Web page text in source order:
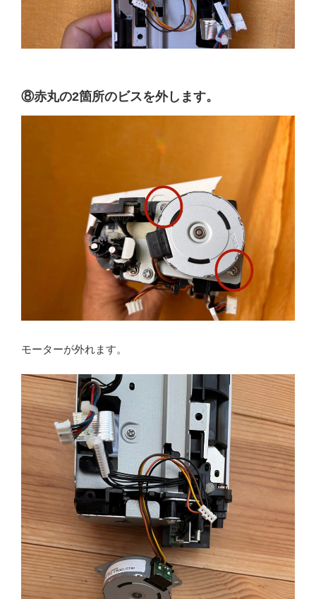
⑧赤丸の2箇所のビスを外します。
モーターが外れます。